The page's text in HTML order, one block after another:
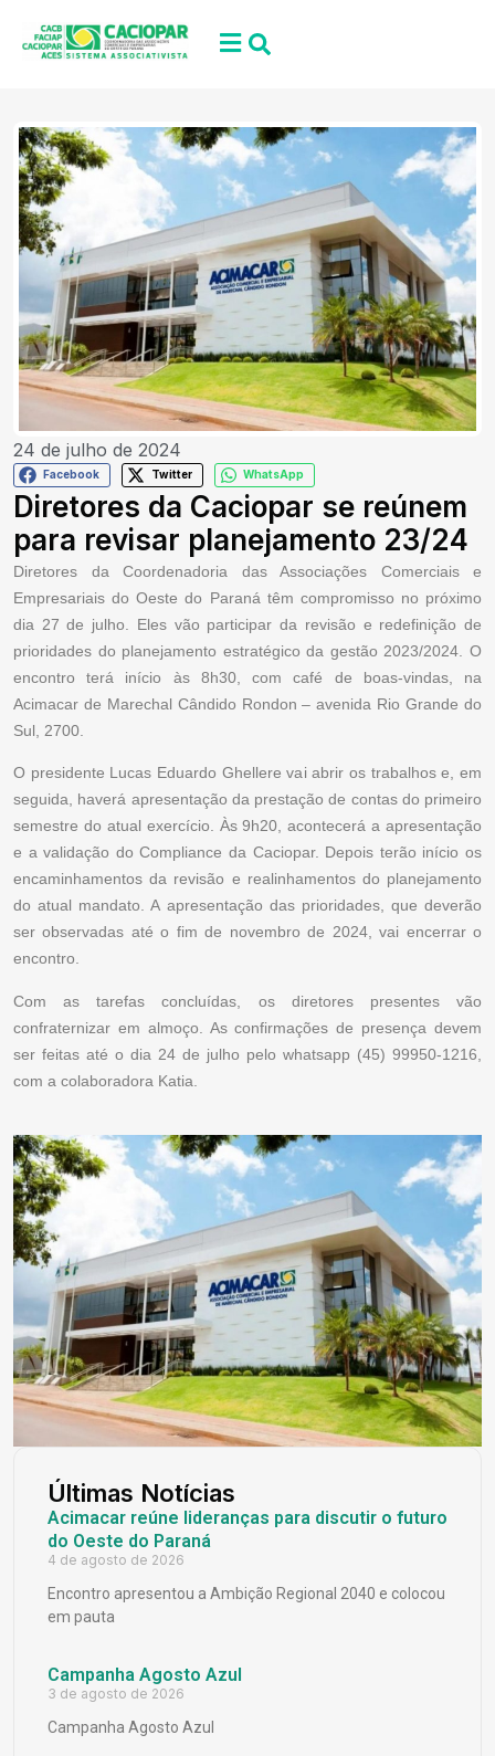
24 de julho de 2024
Facebook Twitter WhatsApp
Diretores da Caciopar se reúnem
para revisar planejamento 23/24
Diretores da Coordenadoria das Associações Comerciais e
Empresariais do Oeste do Paraná têm compromisso no próximo
dia 27 de julho. Eles vão participar da revisão e redefinição de
prioridades do planejamento estratégico da gestão 2023/2024. O
encontro terá início às 8h30, com café de boas-vindas, na
Acimacar de Marechal Cândido Rondon – avenida Rio Grande do
Sul, 2700.
O presidente Lucas Eduardo Ghellere vai abrir os trabalhos e, em
seguida, haverá apresentação da prestação de contas do primeiro
semestre do atual exercício. Às 9h20, acontecerá a apresentação
e a validação do Compliance da Caciopar. Depois terão início os
encaminhamentos da revisão e realinhamentos do planejamento
do atual mandato. A apresentação das prioridades, que deverão
ser observadas até o fim de novembro de 2024, vai encerrar o
encontro.
Com as tarefas concluídas, os diretores presentes vão
confraternizar em almoço. As confirmações de presença devem
ser feitas até o dia 24 de julho pelo whatsapp (45) 99950-1216,
com a colaboradora Katia.
Últimas Notícias
Acimacar reúne lideranças para discutir o futuro
do Oeste do Paraná
4 de agosto de 2026
Encontro apresentou a Ambição Regional 2040 e colocou
em pauta
Campanha Agosto Azul
3 de agosto de 2026
Campanha Agosto Azul